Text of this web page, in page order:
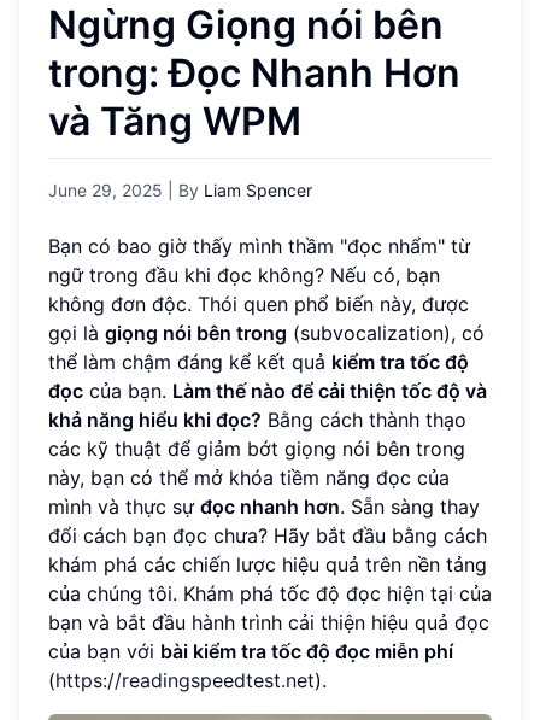
Ngừng Giọng nói bên
trong: Đọc Nhanh Hơn
và Tăng WPM
June 29, 2025 | By Liam Spencer
Bạn có bao giờ thấy mình thầm "đọc nhẩm" từ
ngữ trong đầu khi đọc không? Nếu có, bạn
không đơn độc. Thói quen phổ biến này, được
gọi là giọng nói bên trong (subvocalization), có
thể làm chậm đáng kể kết quả kiểm tra tốc độ
đọc của bạn. Làm thế nào để cải thiện tốc độ và
khả năng hiểu khi đọc? Bằng cách thành thạo
các kỹ thuật để giảm bớt giọng nói bên trong
này, bạn có thể mở khóa tiềm năng đọc của
mình và thực sự đọc nhanh hơn. Sẵn sàng thay
đổi cách bạn đọc chưa? Hãy bắt đầu bằng cách
khám phá các chiến lược hiệu quả trên nền tảng
của chúng tôi. Khám phá tốc độ đọc hiện tại của
bạn và bắt đầu hành trình cải thiện hiệu quả đọc
của bạn với bài kiểm tra tốc độ đọc miễn phí
(https://readingspeedtest.net).